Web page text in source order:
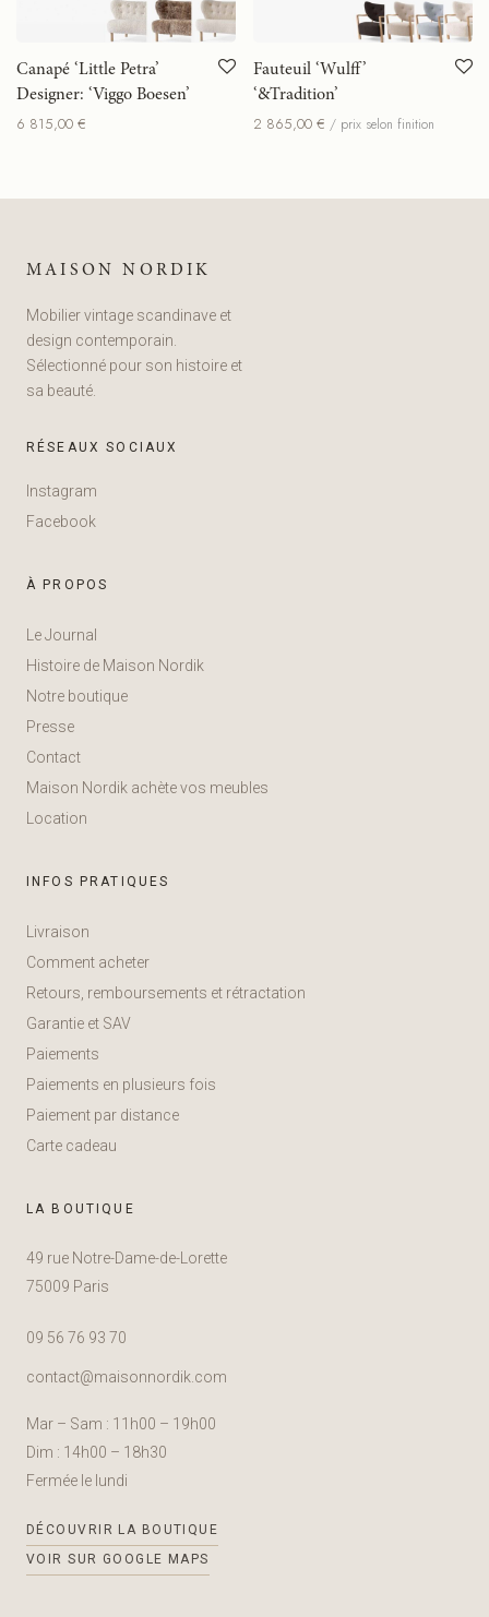
Canapé ‘Little Petra’
Designer: ‘Viggo Boesen’
6 815,00 €
Fauteuil ‘Wulff’
‘&Tradition’
2 865,00 € / prix selon finition
MAISON NORDIK
Mobilier vintage scandinave et
design contemporain.
Sélectionné pour son histoire et
sa beauté.
RÉSEAUX SOCIAUX
Instagram
Facebook
À PROPOS
Le Journal
Histoire de Maison Nordik
Notre boutique
Presse
Contact
Maison Nordik achète vos meubles
Location
INFOS PRATIQUES
Livraison
Comment acheter
Retours, remboursements et rétractation
Garantie et SAV
Paiements
Paiements en plusieurs fois
Paiement par distance
Carte cadeau
LA BOUTIQUE
49 rue Notre-Dame-de-Lorette
75009 Paris
09 56 76 93 70
contact@maisonnordik.com
Mar – Sam : 11h00 – 19h00
Dim : 14h00 – 18h30
Fermée le lundi
DÉCOUVRIR LA BOUTIQUE
VOIR SUR GOOGLE MAPS